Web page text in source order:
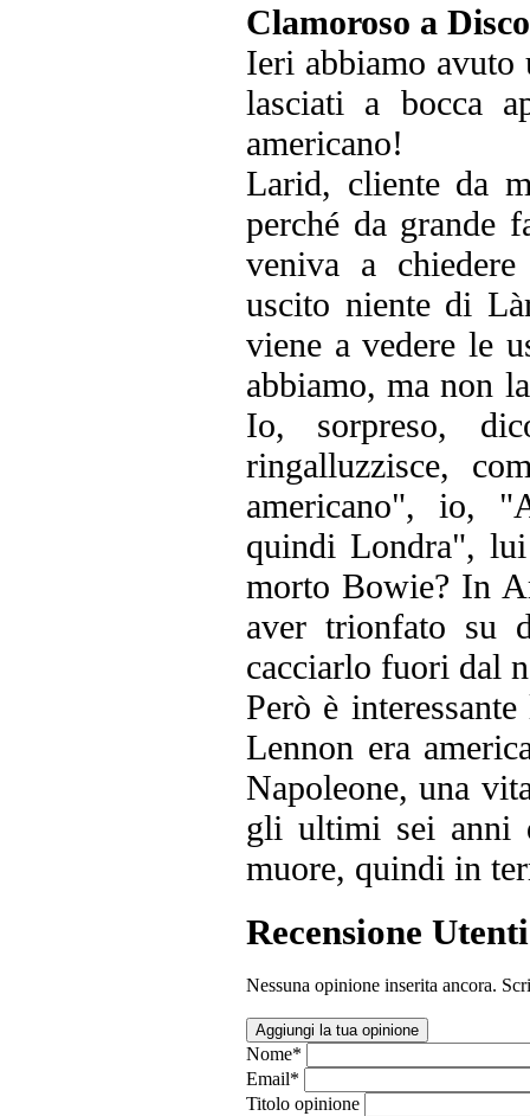
Clamoroso a
Ieri abbiamo avuto
lasciati a bocca
americano!
Larid, cliente da
perché da grande
veniva a
uscito niente di
viene a vedere le
abbiamo, ma non
Io, sorpreso,
ringalluzzisce,
americano", io,
quindi Londra",
morto Bowie? In
aver trionfato su
cacciarlo fuori dal
Però è
Lennon era
Napoleone, una
gli ultimi sei anni
muore, quindi in
Recensione Utenti
Nessuna opinione inserita ancora.
Aggiungi la tua opinione
Nome*
Email*
Titolo opinione